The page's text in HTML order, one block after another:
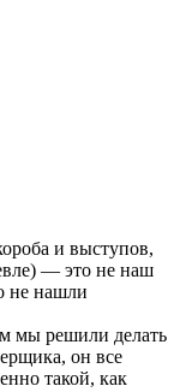
и выступов,
— это не наш
не нашли
мы решили делать
он все
такой, как